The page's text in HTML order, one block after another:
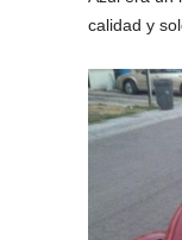
calidad y